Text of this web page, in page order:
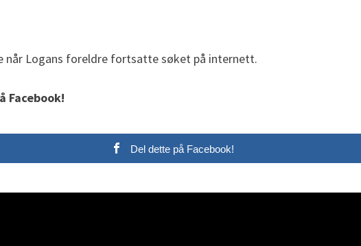
når Logans foreldre fortsatte søket på internett.
Facebook!
Del dette på Facebook!